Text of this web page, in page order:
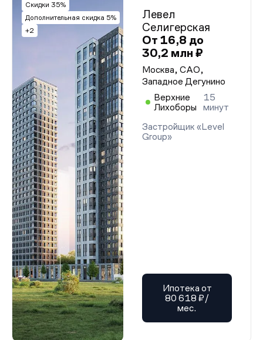
Скидки 35%
Дополнительная скидка 5%
+2
Левел
Селигерская
От 16,8 до
30,2 млн ₽
Москва, САО,
Западное Дегунино
Верхние
Лихоборы
15
минут
Застройщик «Level
Group»
Ипотека от
80 618 ₽/
мес.